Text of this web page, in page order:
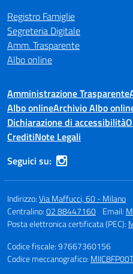
Registro Famiglie
Segreteria Digitale
Amm. Trasparente
Albo online
Amministrazione Trasparente
Albo onlineArchivio Albo
Dichiarazione di accessibilità
CreditiNote Legali
Seguici su:
Indirizzo:Via Maffucci, 60 - Milano
Centralino:02 88447160 Email:
Posta elettronica certificata (PEC):
Codice fiscale: 97667360156
Codice meccanografico: MIIC8FP00T